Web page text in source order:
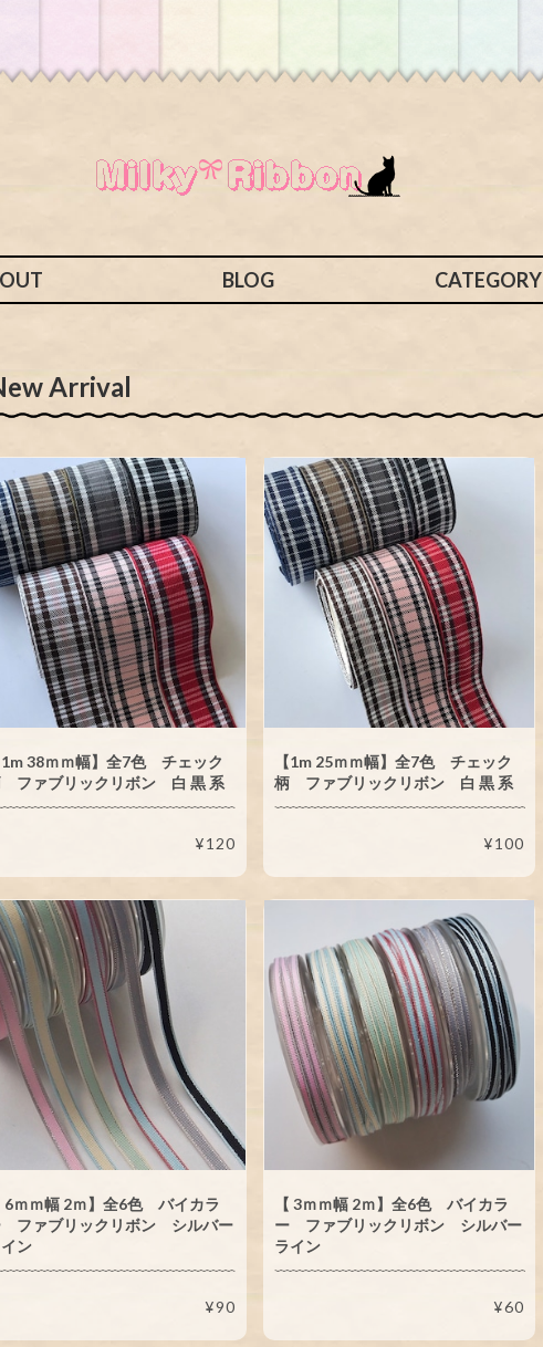
BLOG CATEGORY
Arrival
38ｍｍ幅】全7色 チェック
ファブリックリボン 白 黒 系
¥120
【1m 25ｍｍ幅】全7色 チェック
柄 ファブリックリボン 白 黒 系
¥100
6ｍｍ幅 2ｍ】全6色 バイカラ
ファブリックリボン シルバー
ン
¥90
【 3ｍｍ幅 2ｍ】全6色 バイカラ
ー ファブリックリボン シルバー
ライン
¥60